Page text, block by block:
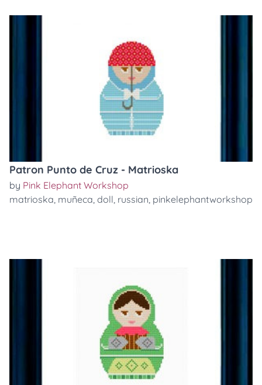
Patron Punto de Cruz - Matrioska
by Pink Elephant Workshop
matrioska, muñeca, doll, russian, pinkelephantworkshop